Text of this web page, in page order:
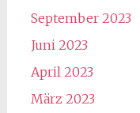
September 2023
Juni 2023
April 2023
März 2023